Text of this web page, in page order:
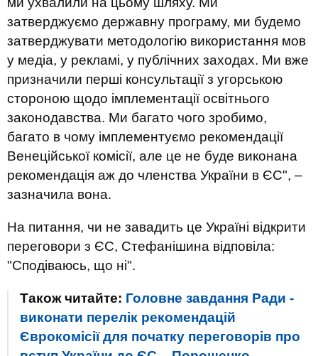
затверджуємо державну програму, ми будемо
затверджувати методологію використання мов
у медіа, у рекламі, у публічних заходах. Ми вже
призначили перші консультації з угорською
стороною щодо імплементації освітнього
законодавства. Ми багато чого зробимо,
багато в чому імплементуємо рекомендації
Венеційської комісії, але це не буде виконана
рекомендація аж до членства України в ЄС", –
зазначила вона.
На питання, чи не завадить це Україні відкрити
переговори з ЄС, Стефанішина відповіла:
"Сподіваюсь, що ні".
Також читайте: Головне завдання Ради -
виконати перелік рекомендацій
Єврокомісії для початку переговорів про